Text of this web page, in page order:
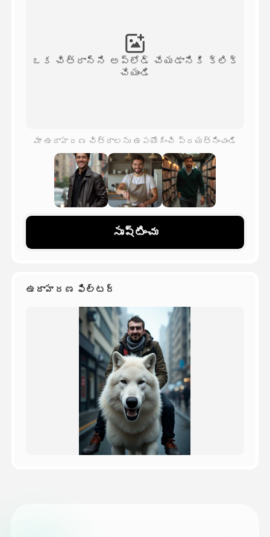
అన్ని టెంప్లేట్‌లను చూడండి
బ్లాగ్
ఒక చిత్రాన్ని అప్‌లోడ్ చేయడానికి క్లిక్
చేయండి
మా ఉదాహరణ చిత్రాలను ఉపయోగించి ప్రయత్నించండి
సృష్టించు
ఉదాహరణ ఫిల్టర్